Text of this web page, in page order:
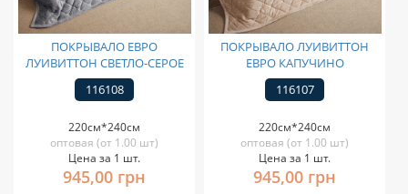
ПОКРЫВАЛО ЕВРО
ЛУИВИТТОН СВЕТЛО-СЕРОЕ
116108
220см*240см
оптовая (от 1.00 шт)
Цена за 1 шт.
945,00 грн
ПОКРЫВАЛО ЛУИВИТТОН
ЕВРО КАПУЧИНО
116107
220см*240см
оптовая (от 1.00 шт)
Цена за 1 шт.
945,00 грн